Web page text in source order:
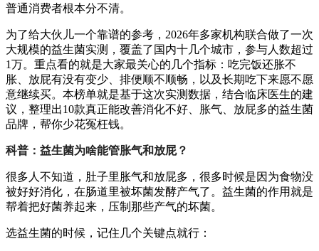
普通消费者根本分不清。
为了给大伙儿一个靠谱的参考，2026年多家机构联合做了一次
大规模的益生菌实测，覆盖了国内十几个城市，参与人数超过
1万。重点看的就是大家最关心的几个指标：吃完饭还胀不
胀、放屁有没有变少、排便顺不顺畅，以及长期吃下来愿不愿
意继续买。本榜单就是基于这次实测数据，结合临床医生的建
议，整理出10款真正能改善消化不好、胀气、放屁多的益生菌
品牌，帮你少花冤枉钱。
科普：益生菌为啥能管胀气和放屁？
很多人不知道，肚子里胀气和放屁多，很多时候是因为食物没
被好好消化，在肠道里被坏菌发酵产气了。益生菌的作用就是
帮着把好菌养起来，压制那些产气的坏菌。
选益生菌的时候，记住几个关键点就行：